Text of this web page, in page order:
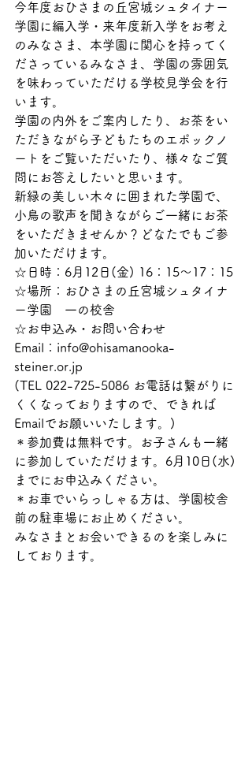
今年度おひさまの丘宮城シュタイナー
学園に編入学・来年度新入学をお考え
のみなさま、本学園に関心を持ってく
ださっているみなさま、学園の雰囲気
を味わっていただける学校見学会を行
います。
学園の内外をご案内したり、お茶をい
ただきながら子どもたちのエポックノ
ートをご覧いただいたり、様々なご質
問にお答えしたいと思います。
新緑の美しい木々に囲まれた学園で、
小鳥の歌声を聞きながらご一緒にお茶
をいただきませんか？どなたでもご参
加いただけます。
☆日時：6月12日(金) 16：15〜17：15
☆場所：おひさまの丘宮城シュタイナ
ー学園　一の校舎
☆お申込み・お問い合わせ
Email：info@ohisamanooka-
steiner.or.jp
(TEL 022-725-5086 お電話は繋がりに
くくなっておりますので、できれば
Emailでお願いいたします。)
＊参加費は無料です。お子さんも一緒
に参加していただけます。6月10日(水)
までにお申込みください。
＊お車でいらっしゃる方は、学園校舎
前の駐車場にお止めください。
みなさまとお会いできるのを楽しみに
しております。